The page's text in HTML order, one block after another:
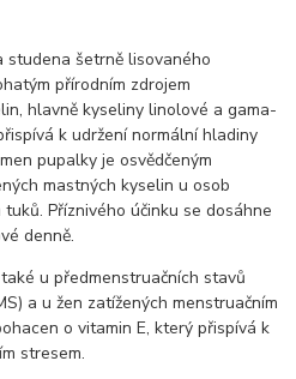
studena šetrně lisovaného
přírodním zdrojem
hlavně kyseliny linolové a gama-
k udržení normální hladiny
pupalky je osvědčeným
mastných kyselin u osob
Příznivého účinku se dosáhne
denně.
u předmenstruačních stavů
a u žen zatížených menstruačním
o vitamin E, který přispívá k
stresem.